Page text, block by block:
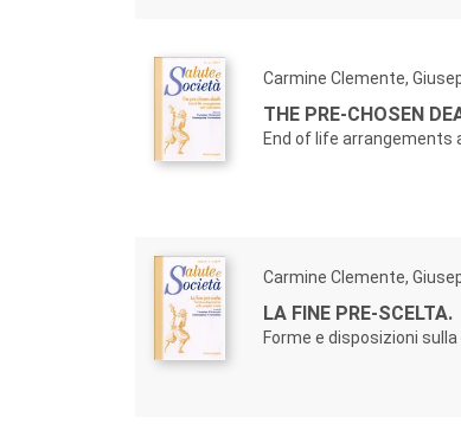
Carmine Clemente,
THE PRE-CHOSEN
End of life arrangements
Carmine Clemente,
LA FINE PRE-SCELTA.
Forme e disposizioni